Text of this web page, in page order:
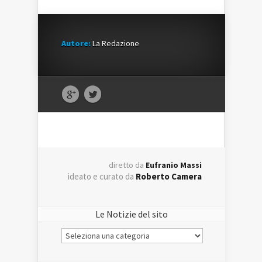
Autore:La Redazione
diretto da Eufranio Massi
ideato e curato da Roberto Camera
Le Notizie del sito
Le
Notizie